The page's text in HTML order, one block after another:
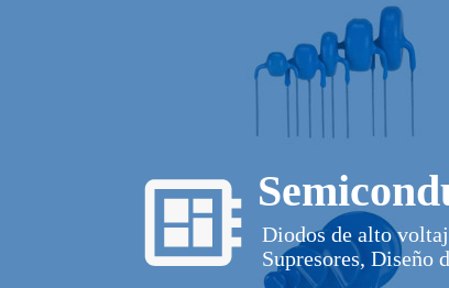
Diodos de alto
Supresores, Diseño